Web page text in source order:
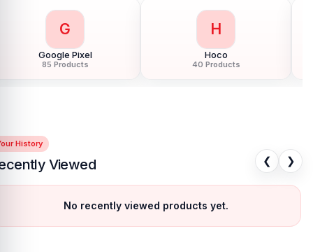
G
Google Pixel
85 Products
H
Hoco
40 Products
History
Viewed ❮ ❯
No recently viewed products yet.